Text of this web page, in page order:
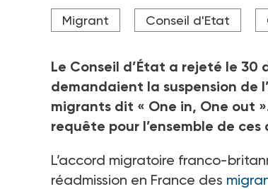
Selon Anna Sibley, du Gisti, "cet accord
personnes".
Migrant Conseil d'Etat
Le Conseil d’État a rejeté le 30
demandaient la suspension de
migrants dit « One in, One out
requête pour l’ensemble de ces
L’accord migratoire franco-
réadmission en France des